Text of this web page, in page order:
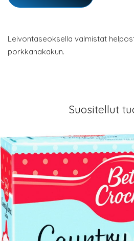
Leivontaseoksella valmistat
porkkanakakun.
Suositellut